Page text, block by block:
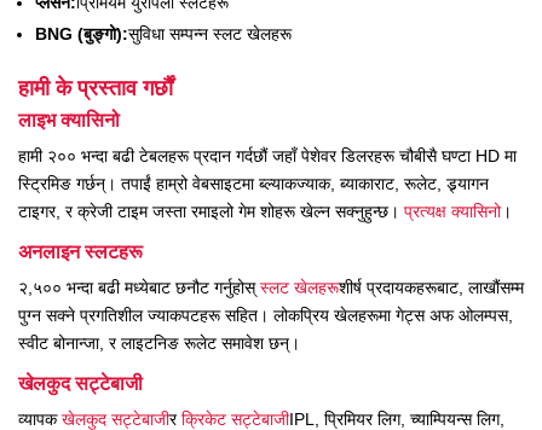
BNG (बुङ्गो):सुविधा सम्पन्न स्लट खेलहरू
हामी के प्रस्ताव गर्छौं
लाइभ क्यासिनो
हामी २०० भन्दा बढी टेबलहरू प्रदान गर्दछौं जहाँ पेशेवर डिलरहरू चौबीसै घण्टा HD मा
स्ट्रिमिङ गर्छन्। तपाईं हाम्रो वेबसाइटमा ब्ल्याकज्याक, ब्याकाराट, रूलेट, ड्र्यागन
टाइगर, र क्रेजी टाइम जस्ता रमाइलो गेम शोहरू खेल्न सक्नुहुन्छ। प्रत्यक्ष क्यासिनो।
अनलाइन स्लटहरू
२,५०० भन्दा बढी मध्येबाट छनौट गर्नुहोस् स्लट खेलहरूशीर्ष प्रदायकहरूबाट, लाखौंसम्म
पुग्न सक्ने प्रगतिशील ज्याकपटहरू सहित। लोकप्रिय खेलहरूमा गेट्स अफ ओलम्पस,
स्वीट बोनान्जा, र लाइटनिङ रूलेट समावेश छन्।
खेलकुद सट्टेबाजी
व्यापक खेलकुद सट्टेबाजीर क्रिकेट सट्टेबाजीIPL, प्रिमियर लिग, च्याम्पियन्स लिग,